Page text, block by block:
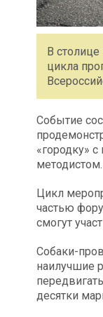
В столице
цикла
Событие
«городку»
методистом.
Цикл
частью
смогут
Собаки-
наилучшие
десятки